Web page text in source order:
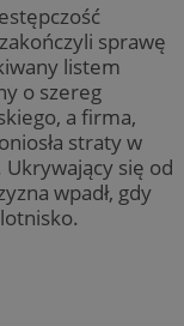
sprawę
listem
o szereg
a firma,
straty w
się od
wpadł, gdy